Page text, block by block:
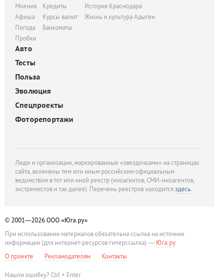
Мнения
Афиша
Погода
Пробки
Кредиты
Курсы валют
Банкоматы
История Краснодара
Жизнь и культура Адыгеи
Авто
Тесты
Польза
Эволюция
Спецпроекты
Фоторепортажи
Люди и организации, маркированные «звездочками» на страницах
сайта, включены тем или иным российским официальным
ведомством в тот или иной реестр (иноагентов, СМИ-иноагентов,
экстремистов и так далее). Перечень реестров находитсяздесь.
© 2001—2026ООО «Юга.ру»
При использовании материалов обязательна ссылка на источник
информации (для интернет-ресурсов гиперссылка) — Юга.ру
О проекте
Рекламодателям Контакты
Нашли ошибку? Ctrl + Enter